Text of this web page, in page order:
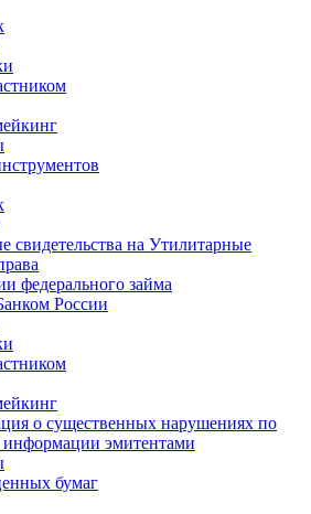
свидетельства на Утилитарные
федерального займа
России
о существенных нарушениях по
эмитентами
бумаг